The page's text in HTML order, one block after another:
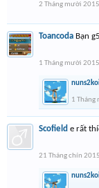
2 Tháng mười 2015
Toancoda Bạn
1 Tháng mười 2015
nuns2koi
1 Tháng
Scofield e rất
21 Tháng chín 2015
nuns2koi